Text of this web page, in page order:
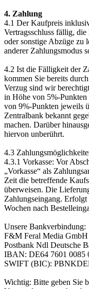
4. Zahlung
4.1 Der Kaufpreis
Vertragsschluss fällig,
oder sonstige Abzüge zu
anderer Zahlungsmodus
4.2 Ist die Fälligkeit der
kommen Sie bereits
Verzug sind wir
in Höhe von 5%-
von 9%-Punkten jeweils
Zentralbank bekannt
machen. Darüber
hiervon unberührt.
4.3
4.3.1 Vorkasse: Vor
„Vorkasse“ als
Zeit die betreffende
überweisen. Die
Zahlungseingang.
Wochen nach
Unsere Bankverbindung:
F&M Feral Media GmbH
Postbank Ndl Deutsche
IBAN: DE64 7601 0085
SWIFT (BIC):
Wichtig: Bitte geben Sie